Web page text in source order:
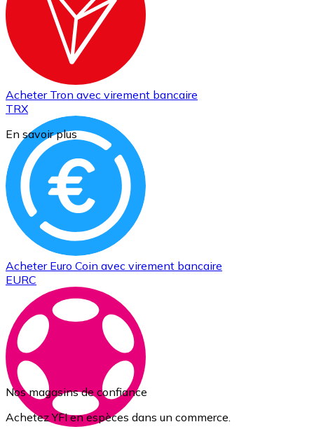
Acheter Tron avec virement bancaire
TRX
Acheter Euro Coin avec virement bancaire
EURC
En savoir plus
Nos magasins de confiance
Achetez YFI en espèces dans un commerce.